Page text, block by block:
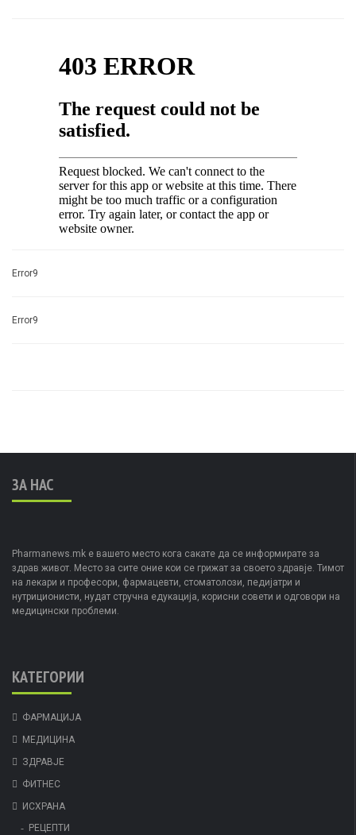
Error9
Error9
ЗА НАС
Pharmanews.mk е вашето место кога сакате да се информирате за
здрав живот. Место за сите оние кои се грижат за своето здравје. Тимот
на лекари и професори, фармацевти, стоматолози, педијатри и
нутриционисти, нудат стручна едукација, корисни совети и одговори на
медицински проблеми.
КАТЕГОРИИ
ФАРМАЦИЈА
МЕДИЦИНА
ЗДРАВЈЕ
ФИТНЕС
ИСХРАНА
РЕЦЕПТИ